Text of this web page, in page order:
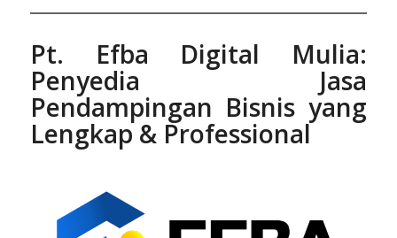
Pt. Efba Digital Mulia:
Penyedia Jasa
Pendampingan Bisnis yang
Lengkap & Professional